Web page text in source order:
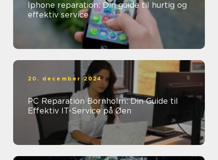
Iphone reparation: Din guide til hurtig og
effektiv service
20. december 2024
PC Reparation Bornholm: Din Guide til
Effektiv IT-Service på Øen